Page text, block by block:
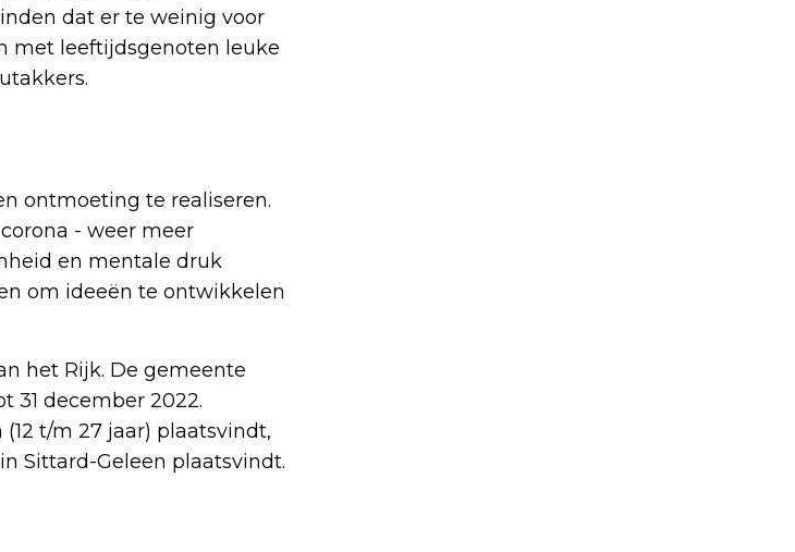
dat er te weinig voor
met leeftijdsgenoten leuke
ontmoeting te realiseren.
- weer meer
en mentale druk
om ideeën te ontwikkelen
het Rijk. De gemeente
31 december 2022.
t/m 27 jaar) plaatsvindt,
Sittard-Geleen plaatsvindt.